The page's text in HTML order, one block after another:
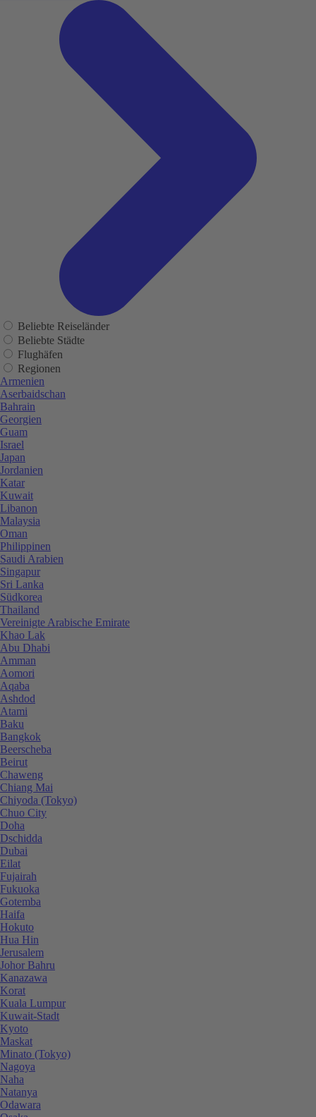
Beliebte Reiseländer
Beliebte Städte
Flughäfen
Regionen
Armenien
Aserbaidschan
Bahrain
Georgien
Guam
Israel
Japan
Jordanien
Katar
Kuwait
Libanon
Malaysia
Oman
Philippinen
Saudi Arabien
Singapur
Sri Lanka
Südkorea
Thailand
Vereinigte Arabische Emirate
Khao Lak
Abu Dhabi
Amman
Aomori
Aqaba
Ashdod
Atami
Baku
Bangkok
Beerscheba
Beirut
Chaweng
Chiang Mai
Chiyoda (Tokyo)
Chuo City
Doha
Dschidda
Dubai
Eilat
Fujairah
Fukuoka
Gotemba
Haifa
Hokuto
Hua Hin
Jerusalem
Johor Bahru
Kanazawa
Korat
Kuala Lumpur
Kuwait-Stadt
Kyoto
Maskat
Minato (Tokyo)
Nagoya
Naha
Natanya
Odawara